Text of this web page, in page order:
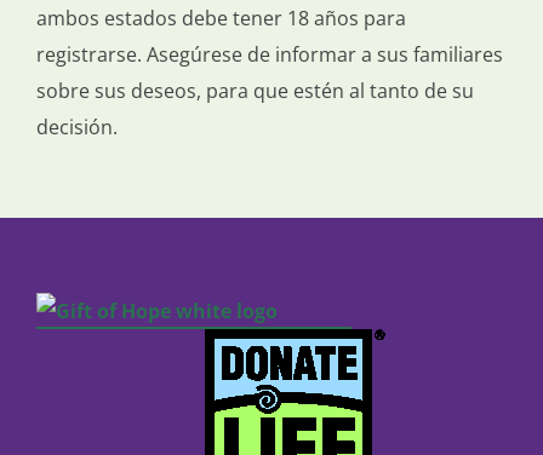
ambos estados debe tener 18 años para
registrarse. Asegúrese de informar a sus familiares
sobre sus deseos, para que estén al tanto de su
decisión.